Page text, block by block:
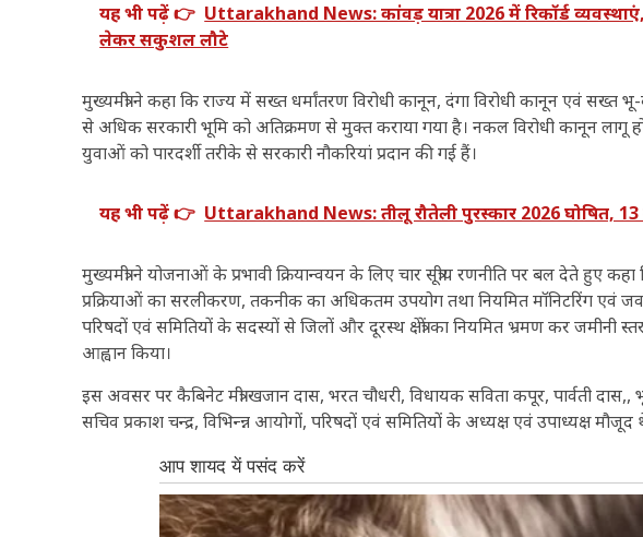
यह भी पढ़ें 👉 Uttarakhand News: कांवड़ यात्रा 2026 में रिकॉर्ड
लेकर सकुशल लौटे
मुख्यमंत्री ने कहा कि राज्य में सख्त धर्मांतरण विरोधी कानून, दंगा विरोधी कानून एवं सख्त
से अधिक सरकारी भूमि को अतिक्रमण से मुक्त कराया गया है। नकल विरोधी कानून लागू
युवाओं को पारदर्शी तरीके से सरकारी नौकरियां प्रदान की गई हैं।
यह भी पढ़ें 👉 Uttarakhand News: तीलू रौतेली पुरस्कार 2026 घोषित,
मुख्यमंत्री ने योजनाओं के प्रभावी क्रियान्वयन के लिए चार सूत्रीय रणनीति पर बल देते हुए
प्रक्रियाओं का सरलीकरण, तकनीक का अधिकतम उपयोग तथा नियमित मॉनिटरिंग एवं
परिषदों एवं समितियों के सदस्यों से जिलों और दूरस्थ क्षेत्रों का नियमित भ्रमण कर जमीनी
आह्वान किया।
इस अवसर पर कैबिनेट मंत्री खजान दास, भरत चौधरी, विधायक सविता कपूर, पार्वती दास,,
सचिव प्रकाश चन्द्र, विभिन्न्न आयोगों, परिषदों एवं समितियों के अध्यक्ष एवं उपाध्यक्ष मौजूद